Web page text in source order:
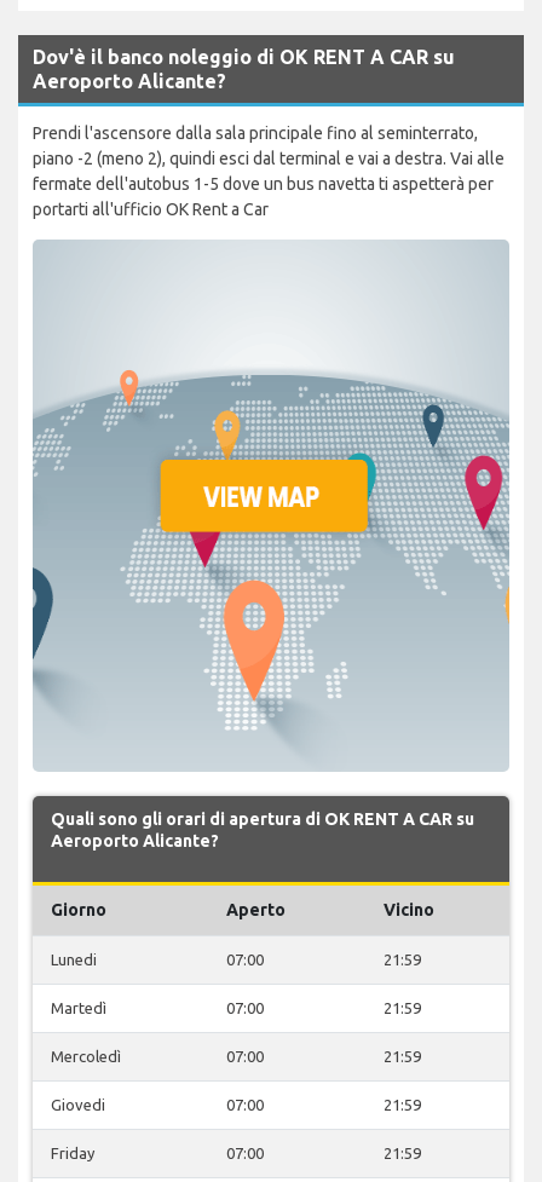
Dov'è il banco noleggio di OK RENT A CAR su
Aeroporto Alicante?
Prendi l'ascensore dalla sala principale fino al seminterrato,
piano -2 (meno 2), quindi esci dal terminal e vai a destra. Vai alle
fermate dell'autobus 1-5 dove un bus navetta ti aspetterà per
portarti all'ufficio OK Rent a Car
Quali sono gli orari di apertura di OK RENT A CAR su
Aeroporto Alicante?
Giorno Aperto Vicino
Lunedi 07:00 21:59
Martedì 07:00 21:59
Mercoledì 07:00 21:59
Giovedi 07:00 21:59
Friday 07:00 21:59